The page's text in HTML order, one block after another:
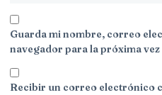
Guarda mi nombre, correo
navegador para la próxima
Recibir un correo electrónico